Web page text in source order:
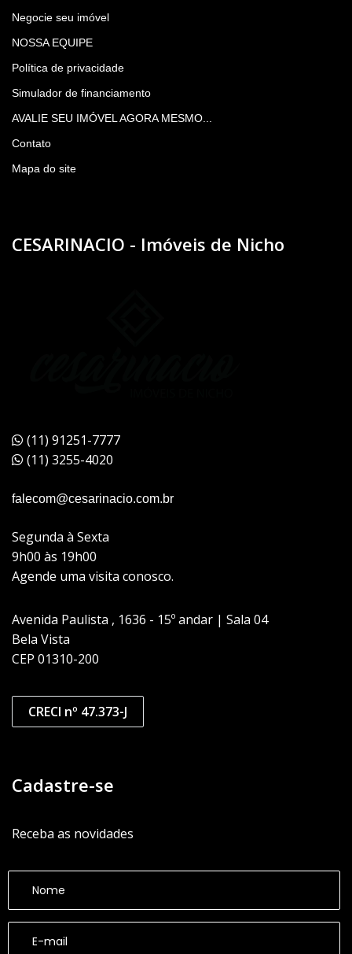
Negocie seu imóvel
NOSSA EQUIPE
Política de privacidade
Simulador de financiamento
AVALIE SEU IMÓVEL AGORA MESMO...
Contato
Mapa do site
CESARINACIO - Imóveis de Nicho
(11) 91251-7777
(11) 3255-4020
falecom@cesarinacio.com.br
Segunda à Sexta
9h00 às 19h00
Agende uma visita conosco.
Avenida Paulista , 1636 - 15º andar | Sala 04
Bela Vista
CEP 01310-200
CRECI nº 47.373-J
Cadastre-se
Receba as novidades